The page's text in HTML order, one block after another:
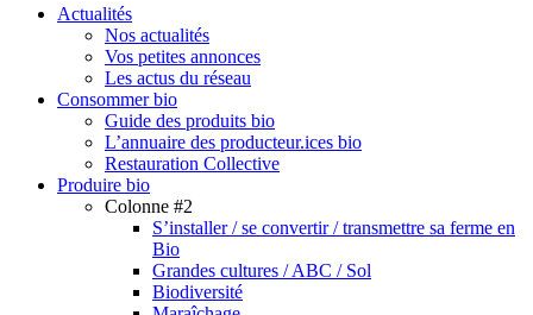
Close
Actualités
Nos actualités
Vos petites annonces
Les actus du réseau
Consommer bio
Guide des produits bio
L’annuaire des producteur.ices bio
Restauration Collective
Produire bio
Colonne #2
S’installer / se convertir / transmettre sa ferme en
Bio
Grandes cultures / ABC / Sol
Biodiversité